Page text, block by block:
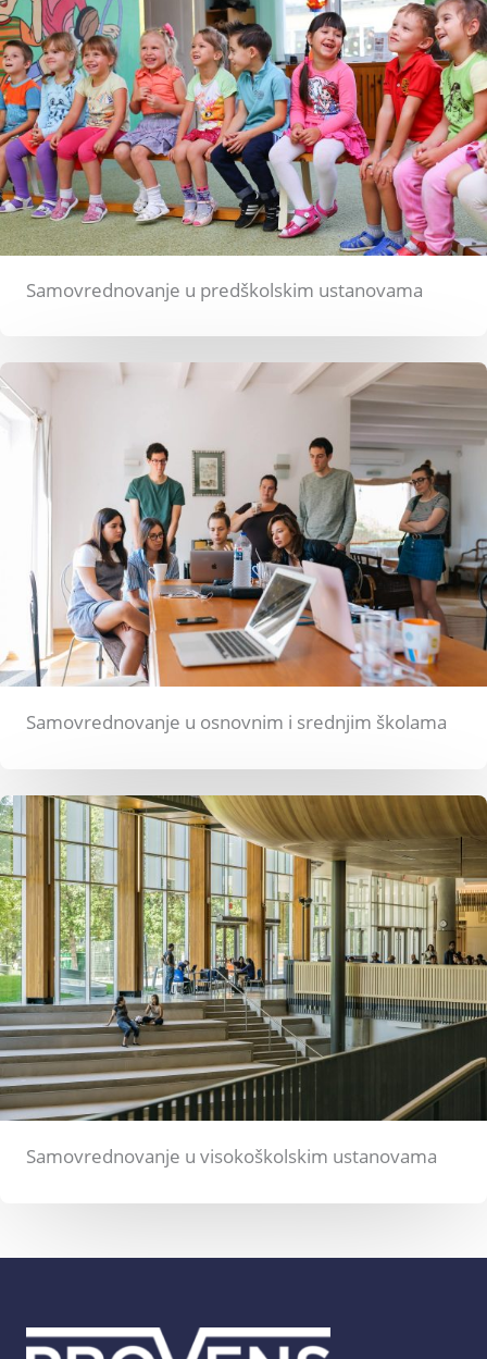
Samovrednovanje u predškolskim ustanovama
Samovrednovanje u osnovnim i srednjim školama
Samovrednovanje u visokoškolskim ustanovama